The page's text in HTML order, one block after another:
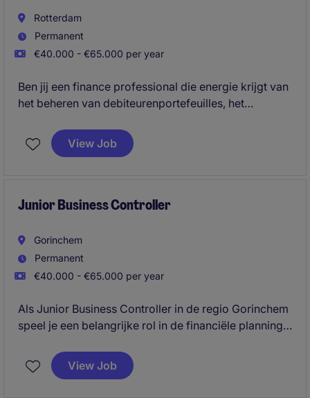
Rotterdam
Permanent
€40.000 - €65.000 per year
Ben jij een finance professional die energie krijgt van
het beheren van debiteurenportefeuilles, het
financiële risico's? In deze veelzijdige functie
combineer je operationeel debiteurenbeheer met
View Job
Junior Business Controller
Gorinchem
Permanent
€40.000 - €65.000 per year
Als Junior Business Controller in de regio Gorinchem
speel je een belangrijke rol in de financiële planning
ondersteunt bij het opstellen van rapportages en
helpt bij het optimaliseren van financiële processen.
View Job